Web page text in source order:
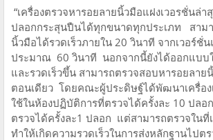
“เครื่องตรวจหารอยลายนิ้วมือแฝงเวอรชั่นล่
ปลอกกระสุนปืนได้ทุกขนาดทุกประเภท สาม
นิ้วมือได้รวดเร็วภายใน 20 วินาที จากเวอร์ชั่น
ประมาณ 60 วินาที นอกจากนี้ยังได้ออกแบบ
และรวดเร็วขึ้น สามารถตรวจสอบหารอยลา
ตอนเดียว โดยคณะผู้ประดิษฐ์ได้พัฒนาเครื่อ
ใช้ในห้องปฏิบัติการที่ตรวจได้ครั้งละ 10 ปล
ตรวจได้ครั้งละ1 ปลอก แต่สามารถตรวจในที่
ทำให้เกิดความรวดเร็วในการส่งหลักฐานไปต